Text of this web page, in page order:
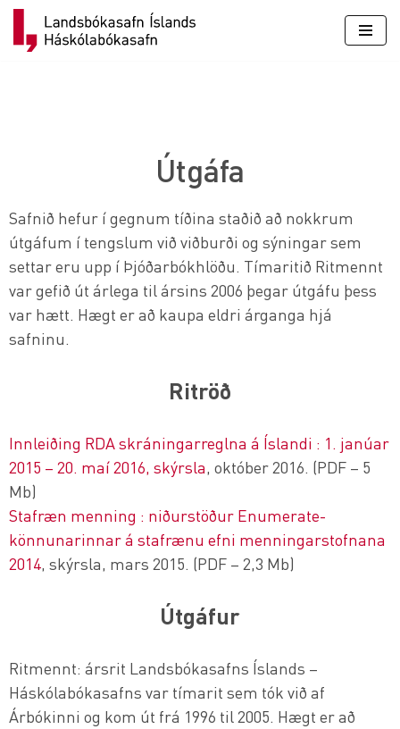
Skip
Útgáfa
Safnið hefur í gegnum tíðina staðið að nokkrum
útgáfum í tengslum við viðburði og sýningar sem
settar eru upp í Þjóðarbókhlöðu. Tímaritið Ritmennt
var gefið út árlega til ársins 2006 þegar útgáfu þess
var hætt. Hægt er að kaupa eldri árganga hjá
safninu.
Ritröð
Innleiðing RDA skráningarreglna á Íslandi : 1. janúar
2015 – 20. maí 2016, skýrsla, október 2016. (PDF – 5
Mb)
Stafræn menning : niðurstöður Enumerate-
könnunarinnar á stafrænu efni menningarstofnana
2014, skýrsla, mars 2015. (PDF – 2,3 Mb)
Útgáfur
Ritmennt: ársrit Landsbókasafns Íslands –
Háskólabókasafns var tímarit sem tók við af
Árbókinni og kom út frá 1996 til 2005. Hægt er að